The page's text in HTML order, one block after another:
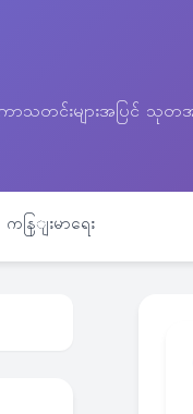
ငံတကာသတင်းများအပြ
ကနြျးမာရေး